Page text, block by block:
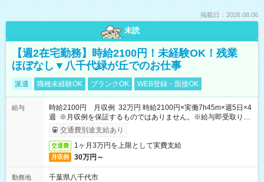
掲載日：2026.08.06
未読
【週2在宅勤務】時給2100円！未経験OK！残業
ほぼなし▼八千代緑が丘でのお仕事
派遣 職種未経験OK ブランクOK WEB登録・面接OK
給与
時給2100円 月収例 32万円 時給2100円×実働7h45m×週5日×4
週 ※月収例を保証するものではありません。※給与即受取りサ
ービス利用可（利用条件有）
交通費別途支給あり
交通費 1ヶ月3万円を上限として実費支給
月収例 30万円～
勤務地
千葉県八千代市